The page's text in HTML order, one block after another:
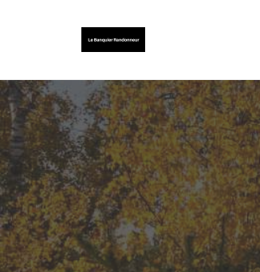
Skip
to
content